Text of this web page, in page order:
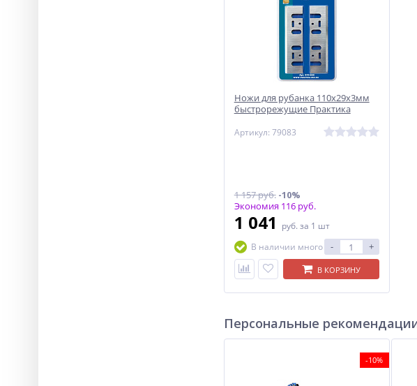
Ножи для рубанка 110х29х3мм
быстрорежущие Практика
Артикул: 79083
1 157 руб.-10%
Экономия 116 руб.
1 041 руб. за 1 шт
В наличии много
- +
В КОРЗИНУ
Персональные
-10%